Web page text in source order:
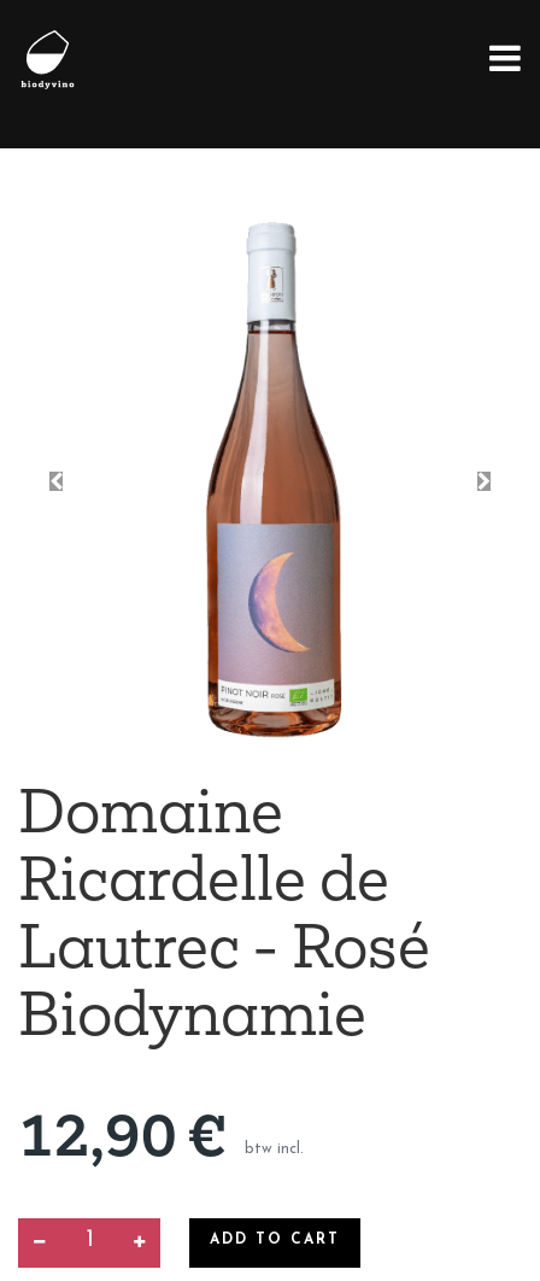
Domaine
Ricardelle de
Lautrec - Rosé
Biodynamie
12,90€ btw incl.
ADD TO CART